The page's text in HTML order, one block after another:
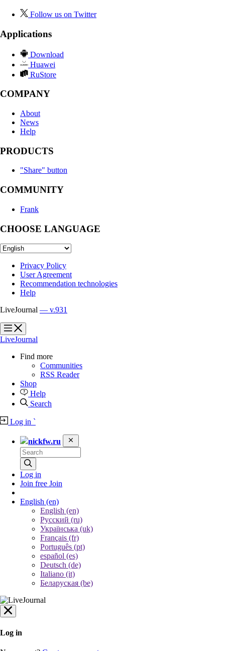
Follow us on Twitter
Applications
Download
Huawei
RuStore
COMPANY
About
News
Help
PRODUCTS
"Share" button
COMMUNITY
Frank
CHOOSE LANGUAGE
Privacy Policy
User Agreement
Recommendation technologies
Help
LiveJournal — v.931
?
?
LiveJournal
Find more
Communities
RSS Reader
Shop
Help
Search
Log in `
nickfw.ru
Log in
Join free Join
English (en)
English (en)
Русский (ru)
Українська (uk)
Français (fr)
Português (pt)
español (es)
Deutsch (de)
Italiano (it)
Беларуская (be)
Log in